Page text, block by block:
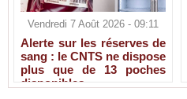
Vendredi 7 Août 2026 - 09:11
Alerte sur les réserves de
sang : le CNTS ne dispose
plus que de 13 poches
disponibles